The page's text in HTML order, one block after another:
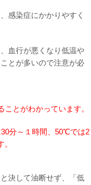
感染症にかかりやすく
血行が悪くなり低温や
とが多いので注意が必
とがわかっています。
分～１時間、50℃では2
決して油断せず、「低